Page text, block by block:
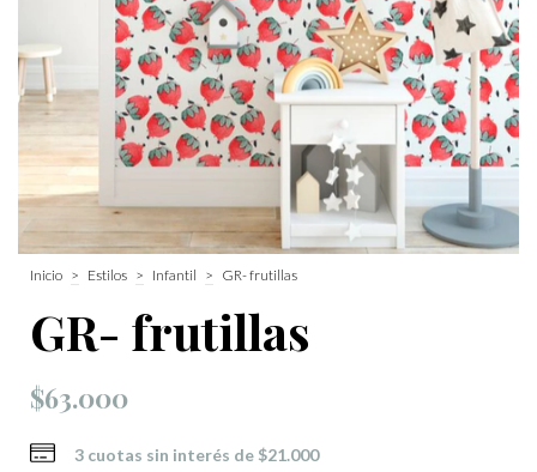
Inicio > Estilos > Infantil > GR- frutillas
GR- frutillas
$63.000
3 cuotas sin interés de $21.000